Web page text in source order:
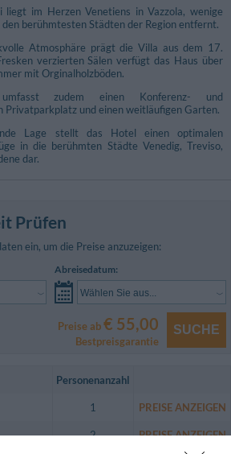
im Herzen Venetiens in Vazzola, wenige
berühmtesten Städten der Region entfernt.
Atmosphäre prägt die Villa aus dem 17.
verzierten Sälen verfügt das Haus über
mit Orginalholzböden.
zudem einen Konferenz- und
Privatparkplatz und einen weitläufigen Garten.
Lage stellt das Hotel einen optimalen
in die berühmten Städte Venedig, Treviso,
dar.
Prüfen
ein, um die Preise anzuzeigen:
Abreisedatum:
Wählen Sie aus...
Preise ab€ 55,00
Bestpreisgarantie
SUCHE
Personenanzahl
1 PREISE ANZEIGEN
2 PREISE ANZEIGEN